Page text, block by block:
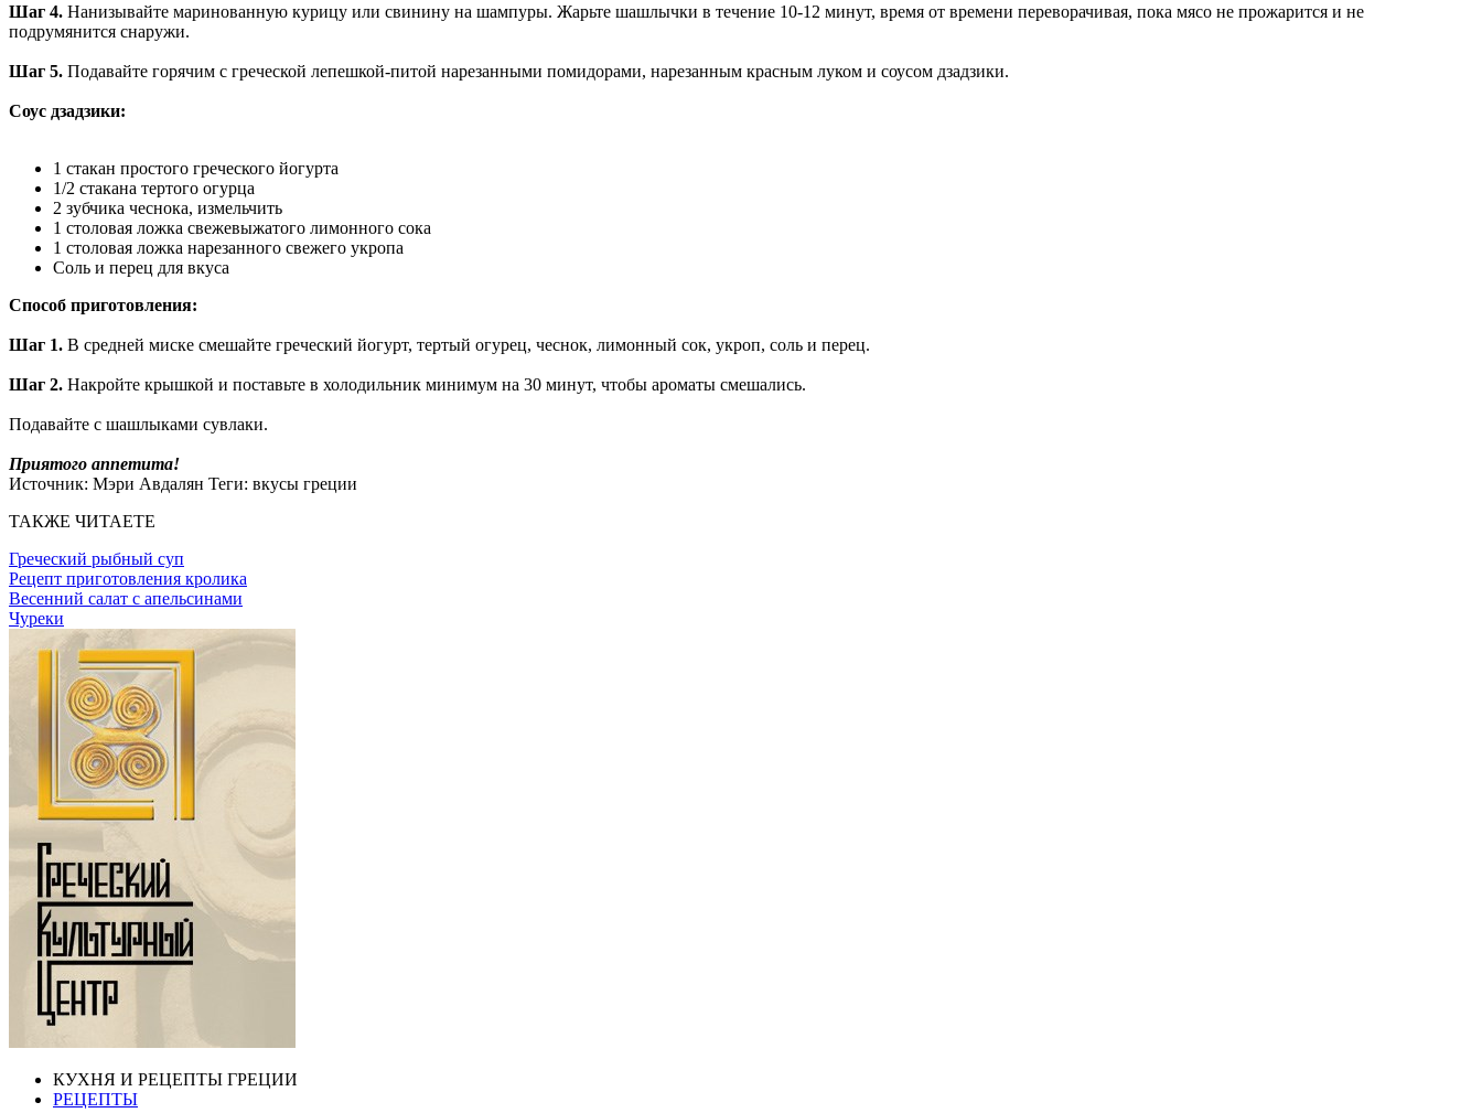
Шаг 4. Нанизывайте маринованную курицу или свинину на шампуры. Жарьте шашлычки в течение 10-12 минут, время от времени переворачивая, пока мясо не прожарится и не
подрумянится снаружи.
Шаг 5. Подавайте горячим с греческой лепешкой-питой нарезанными помидорами, нарезанным красным луком и соусом дзадзики.
Соус дзадзики:
1 стакан простого греческого йогурта
1/2 стакана тертого огурца
2 зубчика чеснока, измельчить
1 столовая ложка свежевыжатого лимонного сока
1 столовая ложка нарезанного свежего укропа
Соль и перец для вкуса
Способ приготовления:
Шаг 1. В средней миске смешайте греческий йогурт, тертый огурец, чеснок, лимонный сок, укроп, соль и перец.
Шаг 2. Накройте крышкой и поставьте в холодильник минимум на 30 минут, чтобы ароматы смешались.
Подавайте с шашлыками сувлаки.
Приятого аппетита!
Источник: Мэри Авдалян Теги: вкусы греции
ТАКЖЕ ЧИТАЕТЕ
Греческий рыбный суп
Рецепт приготовления кролика
Весенний салат с апельсинами
Чуреки
КУХНЯ И РЕЦЕПТЫ ГРЕЦИИ
РЕЦЕПТЫ